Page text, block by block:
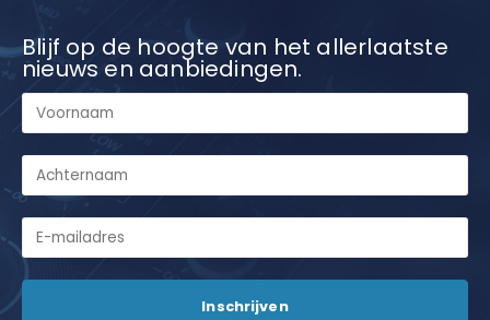
Blijf op de hoogte van het allerlaatste
nieuws en aanbiedingen.